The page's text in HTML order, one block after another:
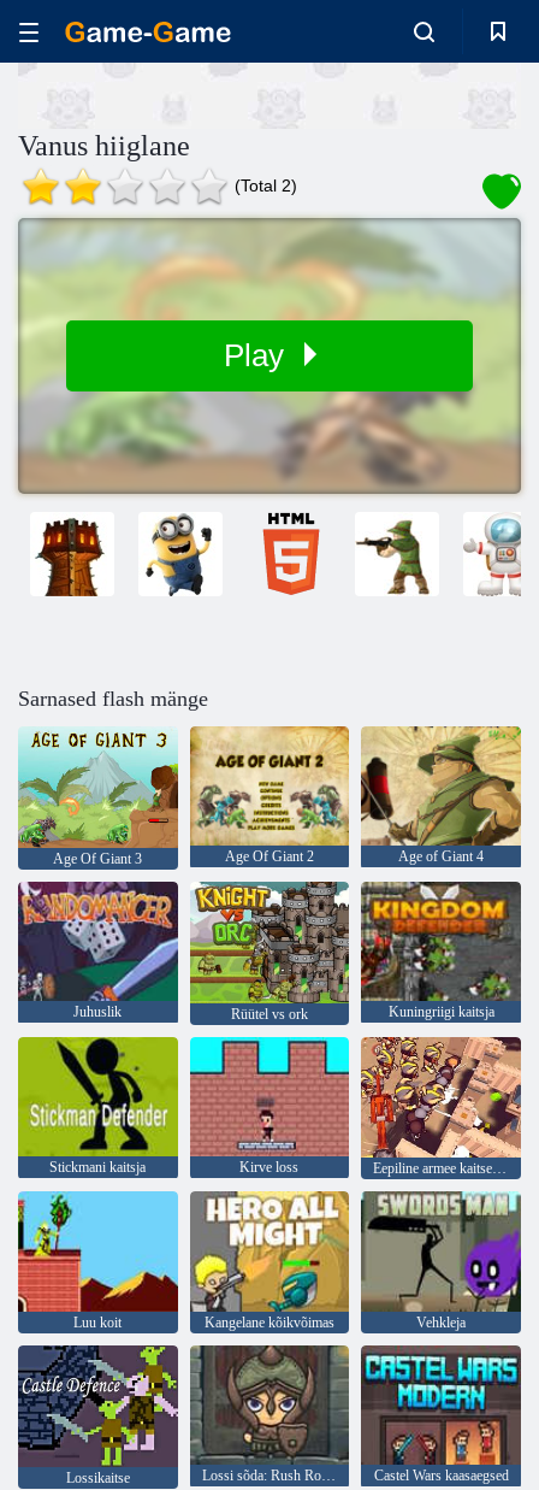
Vanus hiiglane
(Total 2)
Play
Sarnased flash mänge
Age Of Giant 3 Age Of Giant 2 Age of Giant 4
Juhuslik Rüütel vs ork Kuningriigi kaitsja
Stickmani kaitsja Kirve loss Eepiline armee kaitse tõusev sõda
Luu koit Kangelane kõikvõimas Vehkleja
Lossikaitse Lossi sõda: Rush Royale ja Drag and Drop Castel Wars kaasaegsed